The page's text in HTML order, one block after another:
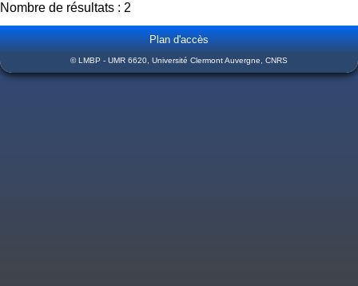
Nombre de résultats : 2
Plan d'accès
© LMBP - UMR 6620, Université Clermont Auvergne, CNRS